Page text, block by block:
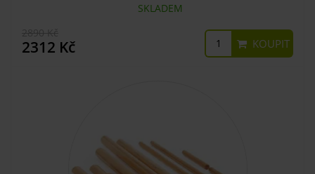
SKLADEM
2312 Kč KOUPIT